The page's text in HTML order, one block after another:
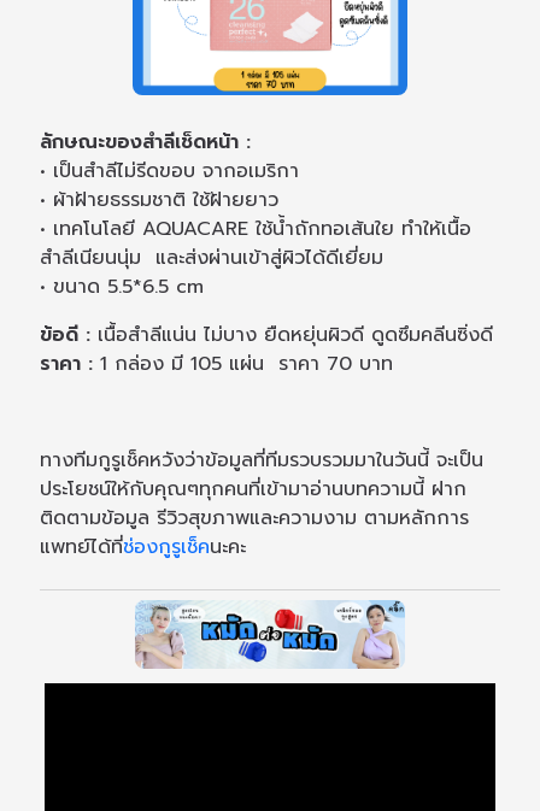
ลักษณะของสำลีเช็ดหน้า :
• เป็นสำลีไม่รีดขอบ จากอเมริกา
• ผ้าฝ้ายธรรมชาติ ใช้ฝ้ายยาว
• เทคโนโลยี AQUACARE ใช้น้ำถักทอเส้นใย ทำให้เนื้อ
สำลีเนียนนุ่ม และส่งผ่านเข้าสู่ผิวได้ดีเยี่ยม
• ขนาด 5.5*6.5 cm
ข้อดี : เนื้อสำลีแน่น ไม่บาง ยืดหยุ่นผิวดี ดูดซึมคลีนซิ่งดี
ราคา :1 กล่อง มี 105 แผ่น ราคา 70 บาท
ทางทีมกูรูเช็คหวังว่าข้อมูลที่ทีมรวบรวมมาในวันนี้ จะเป็น
ประโยชน์ให้กับคุณๆทุกคนที่เข้ามาอ่านบทความนี้ ฝาก
ติดตามข้อมูล รีวิวสุขภาพและความงาม ตามหลักการ
แพทย์ได้ที่ช่องกูรูเช็คนะคะ